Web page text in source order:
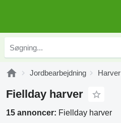
Jordbearbejdning Harver
Fiellday harver
15 annoncer: Fiellday harver